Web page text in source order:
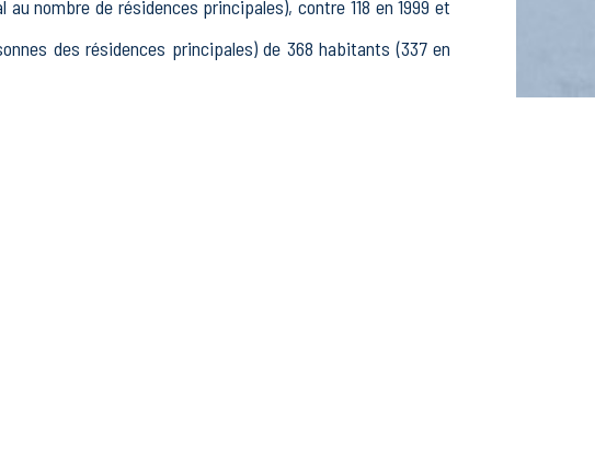
nombre de résidences principales), contre 118 en 1999 et
des résidences principales) de 368 habitants (337 en